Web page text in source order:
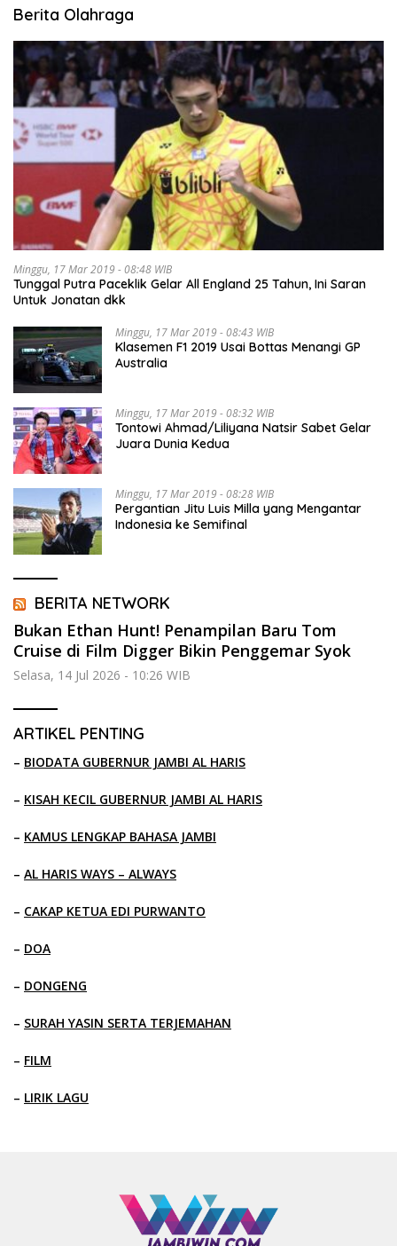
Berita Olahraga
Minggu, 17 Mar 2019 - 08:48 WIB
Tunggal Putra Paceklik Gelar All England 25 Tahun, Ini Saran
Untuk Jonatan dkk
Minggu, 17 Mar 2019 - 08:43 WIB
Klasemen F1 2019 Usai Bottas Menangi GP
Australia
Minggu, 17 Mar 2019 - 08:32 WIB
Tontowi Ahmad/Liliyana Natsir Sabet Gelar
Juara Dunia Kedua
Minggu, 17 Mar 2019 - 08:28 WIB
Pergantian Jitu Luis Milla yang Mengantar
Indonesia ke Semifinal
BERITA NETWORK
Bukan Ethan Hunt! Penampilan Baru Tom
Cruise di Film Digger Bikin Penggemar Syok
Selasa, 14 Jul 2026 - 10:26 WIB
ARTIKEL PENTING
– BIODATA GUBERNUR JAMBI AL HARIS
– KISAH KECIL GUBERNUR JAMBI AL HARIS
– KAMUS LENGKAP BAHASA JAMBI
– AL HARIS WAYS – ALWAYS
– CAKAP KETUA EDI PURWANTO
– DOA
– DONGENG
– SURAH YASIN SERTA TERJEMAHAN
– FILM
– LIRIK LAGU